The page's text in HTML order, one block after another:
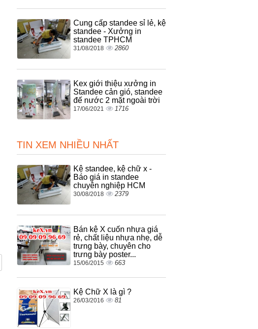
Cung cấp standee sỉ lẻ, kệ
standee - Xưởng in
standee TPHCM
31/08/2018 2860
Kex giới thiệu xưởng in
Standee cản gió, standee
đế nước 2 mặt ngoài trời
17/06/2021 1716
TIN XEM NHIỀU NHẤT
Kệ standee, kệ chữ x -
Báo giá in standee
chuyên nghiệp HCM
30/08/2018 2379
Bán kệ X cuốn nhựa giá
rẻ, chất liệu nhựa nhẹ, dễ
trưng bày, chuyên cho
trưng bày poster...
15/06/2015 663
Kệ Chữ X là gì ?
26/03/2016 81